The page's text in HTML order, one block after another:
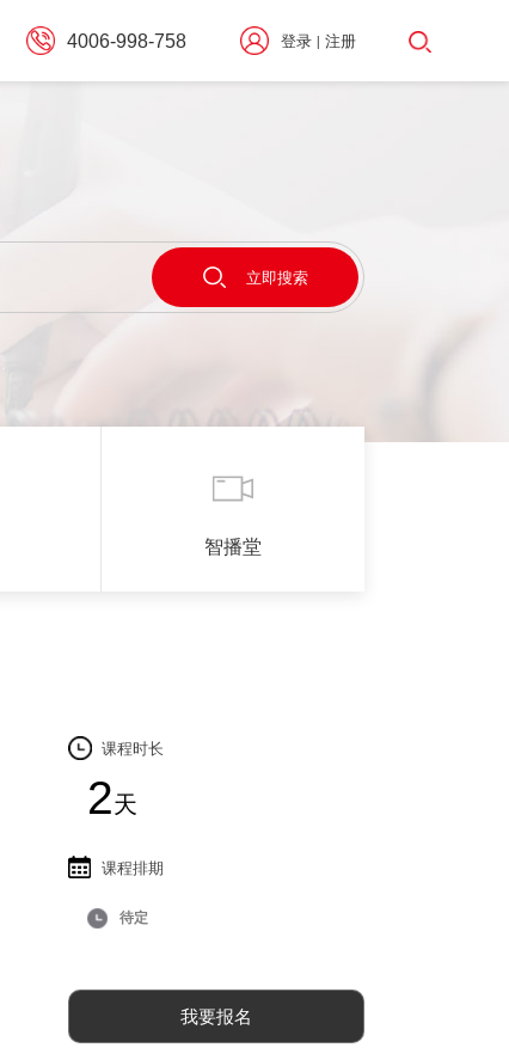
4006-998-758 登录 | 注册
立即搜索
智播堂
课程时长
2天
课程排期
待定
我要报名